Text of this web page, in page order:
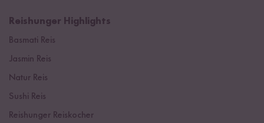
Reishunger Highlights
Basmati Reis
Jasmin Reis
Natur Reis
Sushi Reis
Reishunger Reiskocher